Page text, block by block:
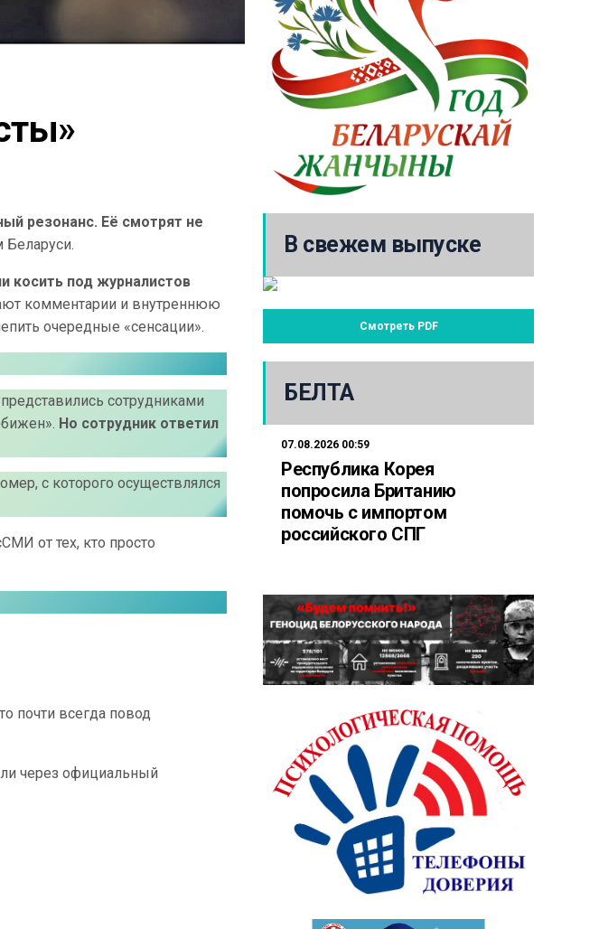
резонанс. Её смотрят не
косить под журналистов
комментарии и внутреннюю
очередные «сенсации».
сотрудниками
Но сотрудник ответил
с которого осуществлялся
от тех, кто просто
почти всегда повод
через официальный
В свежем выпуске
Смотреть PDF
БЕЛТА
07.08.2026 00:59
Республика Корея
попросила Британию
помочь с импортом
российского СПГ